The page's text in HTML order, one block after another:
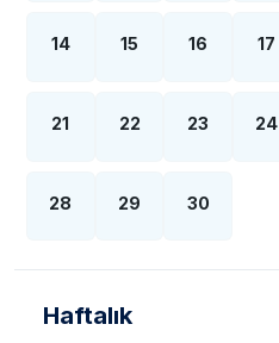
14 15 16 17
21 22 23 24
28 29 30
Haftalık